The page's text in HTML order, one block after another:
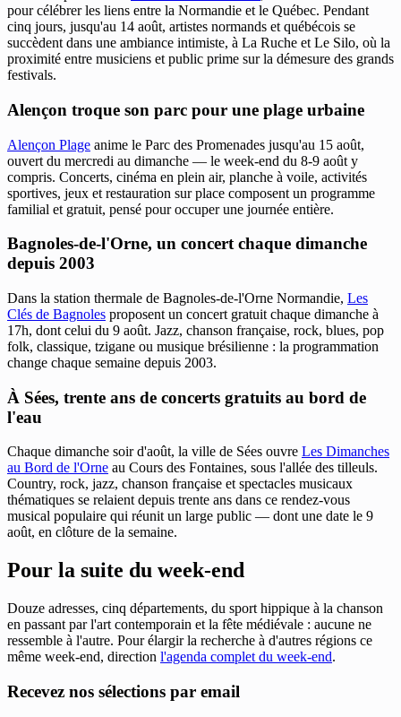
pour célébrer les liens entre la Normandie et le Québec. Pendant
cinq jours, jusqu'au 14 août, artistes normands et québécois se
succèdent dans une ambiance intimiste, à La Ruche et Le Silo, où la
proximité entre musiciens et public prime sur la démesure des grands
festivals.
Alençon troque son parc pour une plage urbaine
Alençon Plage anime le Parc des Promenades jusqu'au 15 août,
ouvert du mercredi au dimanche — le week-end du 8-9 août y
compris. Concerts, cinéma en plein air, planche à voile, activités
sportives, jeux et restauration sur place composent un programme
familial et gratuit, pensé pour occuper une journée entière.
Bagnoles-de-l'Orne, un concert chaque dimanche
depuis 2003
Dans la station thermale de Bagnoles-de-l'Orne Normandie, Les
Clés de Bagnoles proposent un concert gratuit chaque dimanche à
17h, dont celui du 9 août. Jazz, chanson française, rock, blues, pop
folk, classique, tzigane ou musique brésilienne : la programmation
change chaque semaine depuis 2003.
À Sées, trente ans de concerts gratuits au bord de
l'eau
Chaque dimanche soir d'août, la ville de Sées ouvre Les Dimanches
au Bord de l'Orne au Cours des Fontaines, sous l'allée des tilleuls.
Country, rock, jazz, chanson française et spectacles musicaux
thématiques se relaient depuis trente ans dans ce rendez-vous
musical populaire qui réunit un large public — dont une date le 9
août, en clôture de la semaine.
Pour la suite du week-end
Douze adresses, cinq départements, du sport hippique à la chanson
en passant par l'art contemporain et la fête médiévale : aucune ne
ressemble à l'autre. Pour élargir la recherche à d'autres régions ce
même week-end, direction l'agenda complet du week-end.
Recevez nos sélections par email